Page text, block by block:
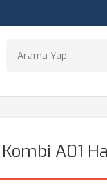
A01